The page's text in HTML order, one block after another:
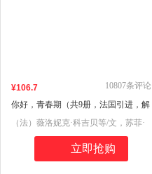
¥106.7
你好，青春期（共9册，法国引进，解
码青春期知识，爸爸妈妈送给孩子的
青春期私房书）
10807条评论
（法）薇洛妮克·科吉贝等/文，苏菲·
布克松等/图
立即抢购